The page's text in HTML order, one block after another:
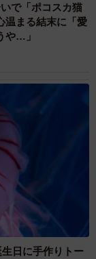
で「ポコスカ猫
まる結末に「愛
や…」
日に手作りトー